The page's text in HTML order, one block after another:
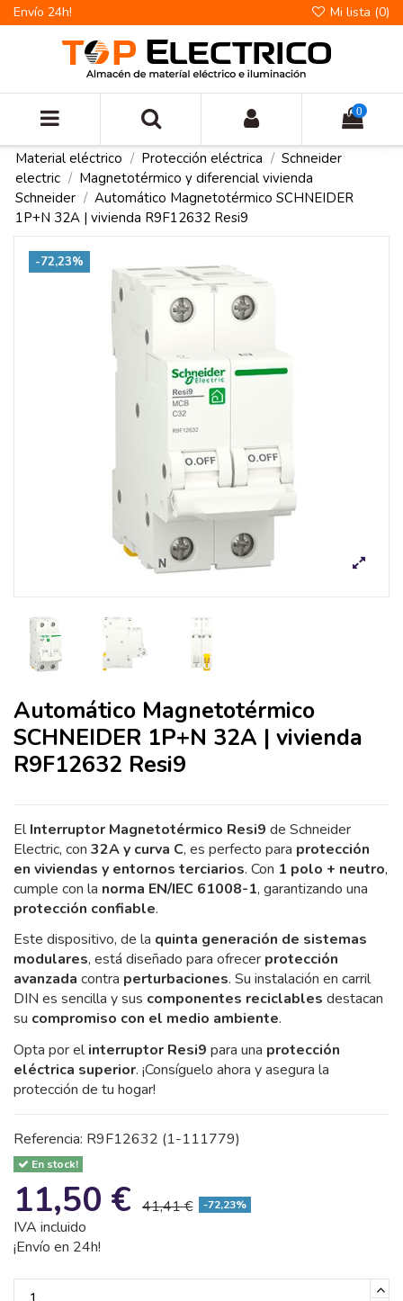
Envío 24h! Mi lista (0)
0
Material eléctrico Protección eléctrica
Schneider
electric
Magnetotérmico y diferencial vivienda
Schneider
Automático Magnetotérmico SCHNEIDER
1P+N 32A | vivienda R9F12632 Resi9
-72,23%
Automático Magnetotérmico
SCHNEIDER 1P+N 32A | vivienda
R9F12632 Resi9
ElInterruptor Magnetotérmico Resi9 de Schneider
Electric, con 32A y curva C, es perfecto para protección
en viviendas y entornos terciarios. Con 1 polo + neutro,
cumple con la norma EN/IEC 61008-1, garantizando una
protección confiable.
Este dispositivo, de la quinta generación de sistemas
modulares, está diseñado para ofrecer protección
avanzada contra perturbaciones. Su instalación en carril
DIN es sencilla y sus componentes reciclables destacan
su compromiso con el medio ambiente.
Opta por elinterruptor Resi9 para una protección
eléctrica superior. ¡Consíguelo ahora y asegura la
protección de tu hogar!
Referencia: R9F12632 (1-111779)
En stock!
11,50 € 41,41 € -72,23%
IVA incluido
¡Envío en 24h!